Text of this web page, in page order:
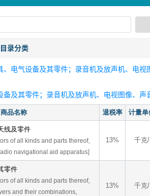
录分类
电气设备及其零件；录音机及放声机、电
及其零件；录音机及放声机、电视图像、
商品名称 退税率 计量单
线及零件
of all kinds and parts thereof,
navigational aid apparatus]
13% 千克/
零件
of all kinds and parts thereof,
and their combinations,
13% 千克/